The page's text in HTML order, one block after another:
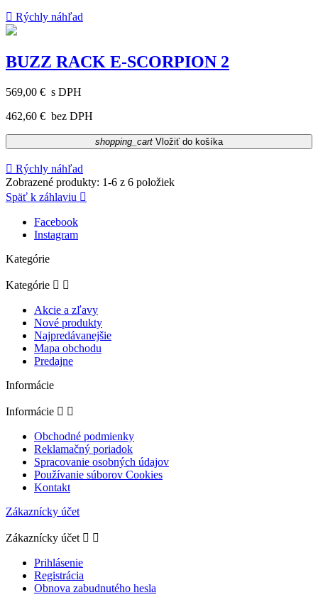
 Rýchly náhľad
BUZZ RACK E-SCORPION 2
569,00 € s DPH
462,60 € bez DPH
shopping_cart Vložiť do košíka
 Rýchly náhľad
Zobrazené produkty: 1-6 z 6 položiek
Späť k záhlaviu 
Facebook
Instagram
Kategórie
Kategórie  
Akcie a zľavy
Nové produkty
Najpredávanejšie
Mapa obchodu
Predajne
Informácie
Informácie  
Obchodné podmienky
Reklamačný poriadok
Spracovanie osobných údajov
Používanie súborov Cookies
Kontakt
Zákaznícky účet
Zákaznícky účet  
Prihlásenie
Registrácia
Obnova zabudnutého hesla